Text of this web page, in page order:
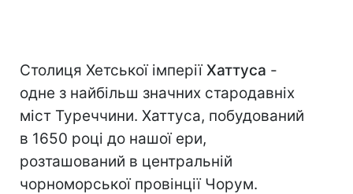
Столиця Хетської імперіїХаттуса -
одне з найбільш значних стародавніх
міст Туреччини. Хаттуса, побудований
в 1650 році до нашої ери,
розташований в центральній
чорноморської провінції Чорум.